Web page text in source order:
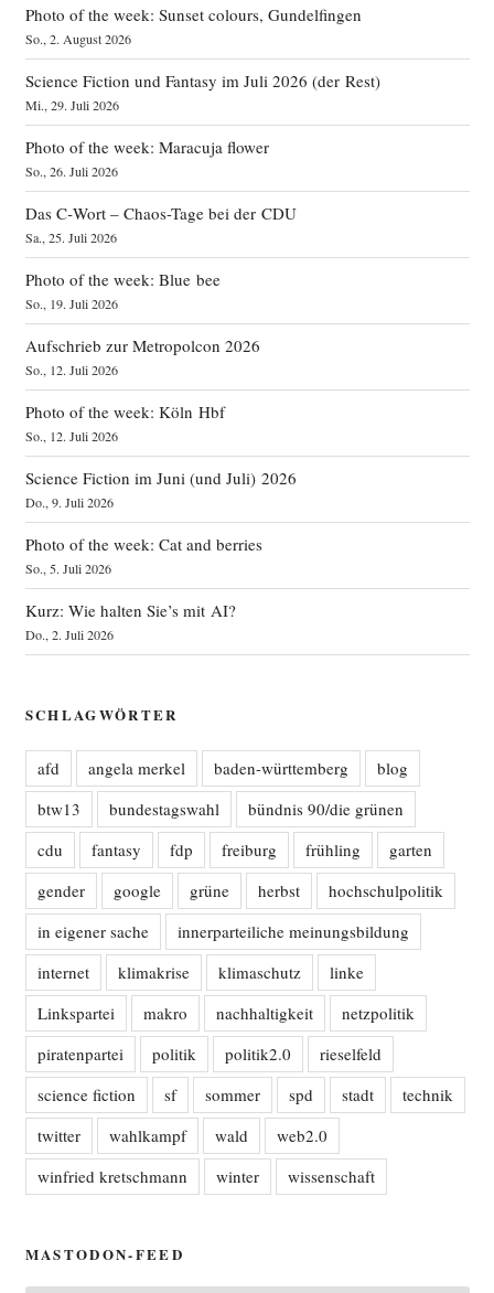
Photo of the week: Sunset colours, Gundelfingen
So., 2. August 2026
Science Fiction und Fantasy im Juli 2026 (der Rest)
Mi., 29. Juli 2026
Photo of the week: Maracuja flower
So., 26. Juli 2026
Das C‑Wort – Chaos-Tage bei der CDU
Sa., 25. Juli 2026
Photo of the week: Blue bee
So., 19. Juli 2026
Aufschrieb zur Metropolcon 2026
So., 12. Juli 2026
Photo of the week: Köln Hbf
So., 12. Juli 2026
Science Fiction im Juni (und Juli) 2026
Do., 9. Juli 2026
Photo of the week: Cat and berries
So., 5. Juli 2026
Kurz: Wie halten Sie’s mit AI?
Do., 2. Juli 2026
SCHLAGWÖRTER
afd angela merkel baden-württemberg
blog
btw13
bundestagswahl
bündnis 90/die grünen
cdu
fantasy fdp freiburg frühling
garten
gender
google grüne herbst
hochschulpolitik
in eigener sache
innerparteiliche meinungsbildung
internet
klimakrise klimaschutz
linke
Linkspartei
makro nachhaltigkeit
netzpolitik
piratenpartei
politik politik2.0
rieselfeld
science fiction
sf sommer spd stadt
technik
twitter
wahlkampf wald
web2.0
winfried kretschmann
winter wissenschaft
MASTODON-FEED